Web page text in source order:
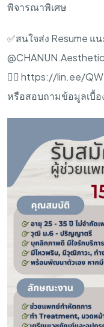
พิจารณาพิเศษ
✅สนใจส่ง Resume แ
@CHANUN.Aesthetic
👍🏻 https://lin.ee/
หรือสอบถามข้อมูลเบื้อ